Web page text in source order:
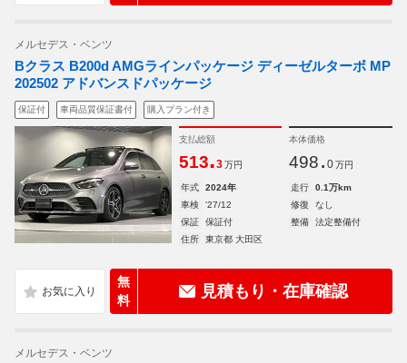
メルセデス・ベンツ
Bクラス B200d AMGラインパッケージ ディーゼルターボ MP
202502 アドバンスドパッケージ
保証付 車両品質保証書付 購入プラン付き
支払総額
513.3 万円
本体価格
498. 0 万円
年式 2024年 走行
0.1万km
車検
'27/12 修復
なし
保証
保証付 整備
法定整備付
住所
東京都 大田区
無
料
見積もり・在庫確認
メルセデス・ベンツ